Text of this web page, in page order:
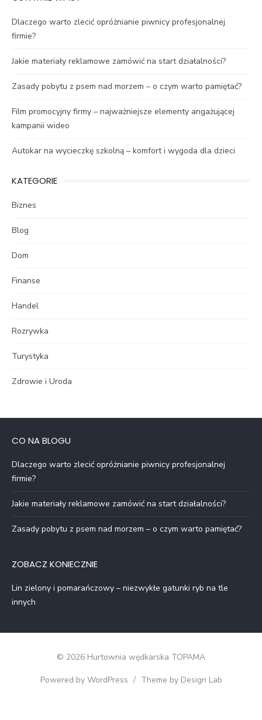
Dlaczego warto zlecić opróżnianie piwnicy profesjonalnej
firmie?
Jakie materiały reklamowe zamówić na start działalności?
Zasady pobytu z psem nad morzem – o czym warto pamiętać?
Film promocyjny firmy – najważniejsze elementy angażującej
kampanii wideo
Autokar na wycieczkę szkolną – komfort i wygoda dla dzieci
KATEGORIE
Biznes
Blog
Dom
Finanse
Handel
Rozrywka
Turystyka
Zdrowie i Uroda
CO NA BLOGU
Dlaczego warto zlecić opróżnianie piwnicy profesjonalnej
firmie?
Jakie materiały reklamowe zamówić na start działalności?
Zasady pobytu z psem nad morzem – o czym warto pamiętać?
ZOBACZ KONIECZNIE
Lin zielony i pomarańczowy – niezwykłe gatunki ryb na tle
innych
© 2026 Hurtownia wędkarska TOPAMA
Powered by WordPress / Theme by Design Lab